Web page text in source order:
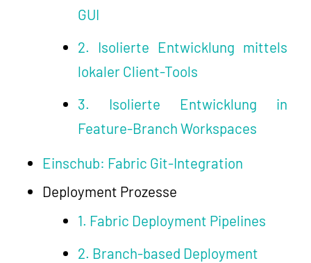
GUI
2. Isolierte Entwicklung mittels
lokaler Client-Tools
3. Isolierte Entwicklung in
Feature-Branch Workspaces
Einschub: Fabric Git-Integration
Deployment Prozesse
1. Fabric Deployment Pipelines
2. Branch-based Deployment